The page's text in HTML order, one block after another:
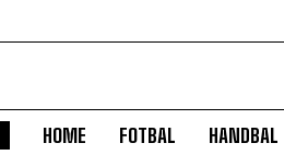
HOME FOTBAL HANDBAL